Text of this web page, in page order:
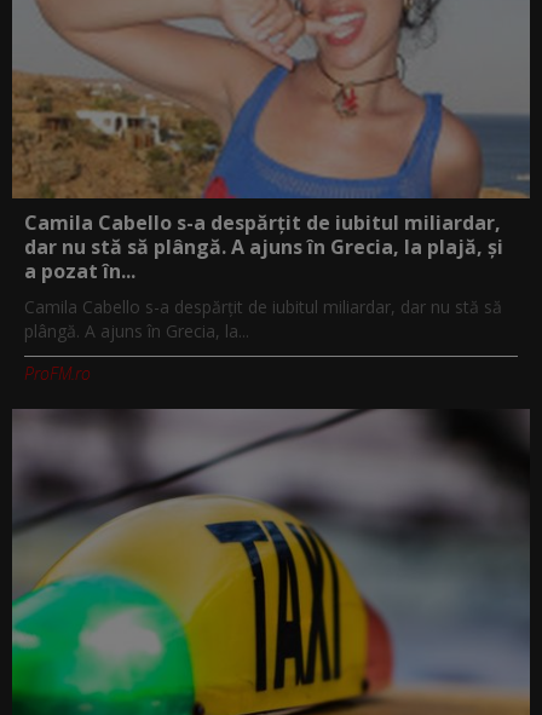
Camila Cabello s-a despărțit de iubitul miliardar,
dar nu stă să plângă. A ajuns în Grecia, la plajă, și
a pozat în...
Camila Cabello s-a despărțit de iubitul miliardar, dar nu stă să
plângă. A ajuns în Grecia, la...
ProFM.ro